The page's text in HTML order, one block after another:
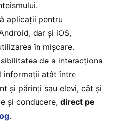
aplicații pentru
dar și iOS,
în mișcare.
de a interacționa
informații atât între
și părinți sau elevi, cât și
și conducere, direct pe
.